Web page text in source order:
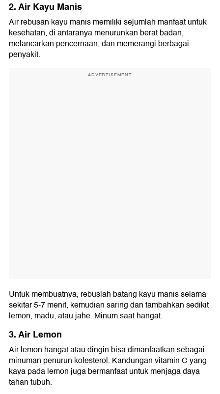
2. Air Kayu Manis
Air rebusan kayu manis memiliki sejumlah manfaat untuk
kesehatan, di antaranya menurunkan berat badan,
melancarkan pencernaan, dan memerangi berbagai
penyakit.
ADVERTISEMENT
Untuk membuatnya, rebuslah batang kayu manis selama
sekitar 5-7 menit, kemudian saring dan tambahkan sedikit
lemon, madu, atau jahe. Minum saat hangat.
3. Air Lemon
Air lemon hangat atau dingin bisa dimanfaatkan sebagai
minuman penurun kolesterol. Kandungan vitamin C yang
kaya pada lemon juga bermanfaat untuk menjaga daya
tahan tubuh.